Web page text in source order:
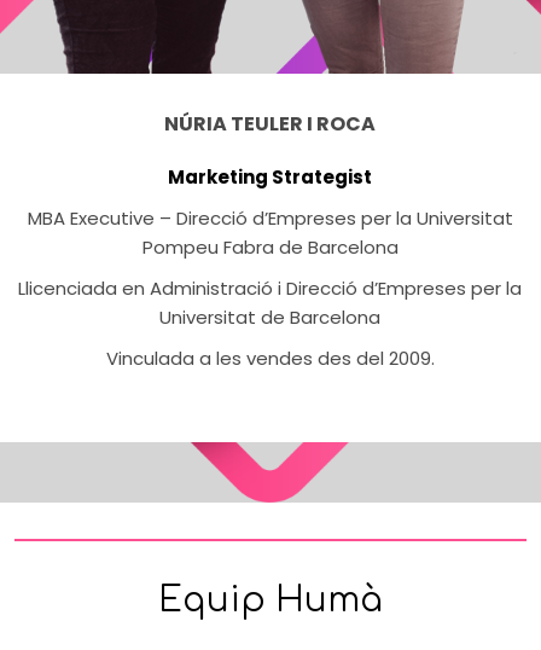
NÚRIA TEULER I ROCA
Marketing Strategist
MBA Executive – Direcció d’Empreses per la Universitat
Pompeu Fabra de Barcelona
Llicenciada en Administració i Direcció d’Empreses per la
Universitat de Barcelona
Vinculada a les vendes des del 2009.
Equip Humà